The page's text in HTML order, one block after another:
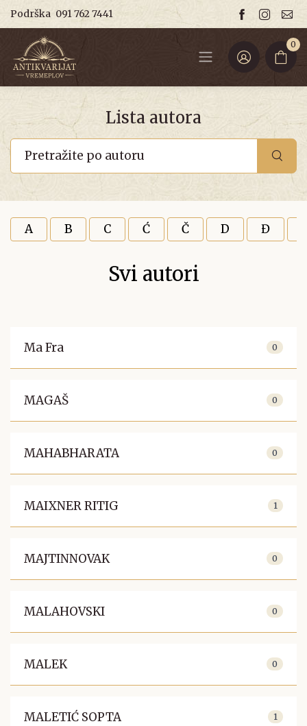
Podrška 091 762 7441
0
Lista autora
A B C Ć Č D Đ
Svi autori
Ma Fra 0
MAGAŠ 0
MAHABHARATA 0
MAIXNER RITIG 1
MAJTINNOVAK 0
MALAHOVSKI 0
MALEK 0
MALETIĆ SOPTA 1